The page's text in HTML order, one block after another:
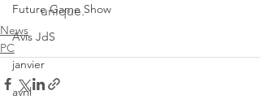
Future Game Show
Avis JdS
janvier
avril
unique.
News
PC